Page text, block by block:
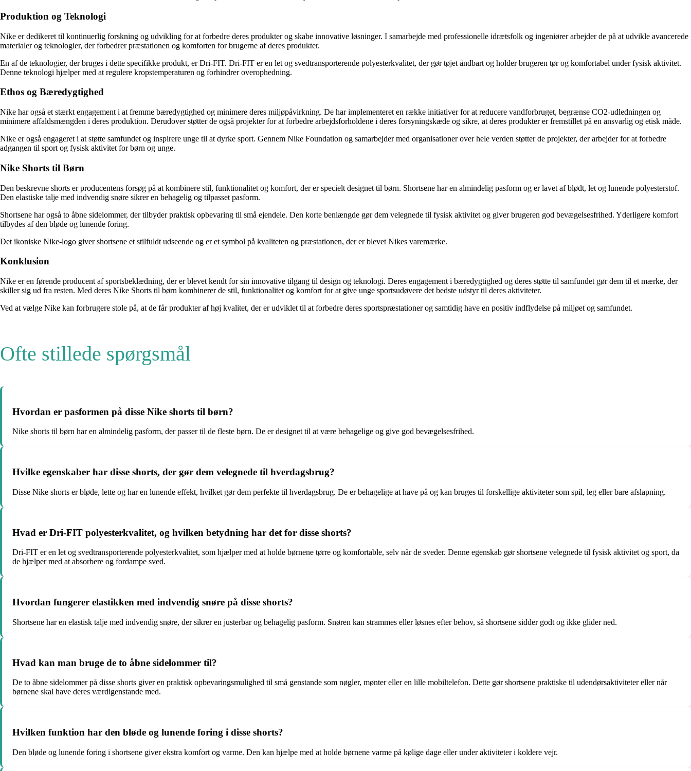
Produktion og Teknologi
Nike er dedikeret til kontinuerlig forskning og udvikling for at forbedre deres produkter og skabe innovative løsninger. I samarbejde med professionelle idrætsfolk og ingeniører arbejder de på at udvikle avancerede
materialer og teknologier, der forbedrer præstationen og komforten for brugerne af deres produkter.
En af de teknologier, der bruges i dette specifikke produkt, er Dri-FIT. Dri-FIT er en let og svedtransporterende polyesterkvalitet, der gør tøjet åndbart og holder brugeren tør og komfortabel under fysisk aktivitet.
Denne teknologi hjælper med at regulere kropstemperaturen og forhindrer overophedning.
Ethos og Bæredygtighed
Nike har også et stærkt engagement i at fremme bæredygtighed og minimere deres miljøpåvirkning. De har implementeret en række initiativer for at reducere vandforbruget, begrænse CO2-udledningen og
minimere affaldsmængden i deres produktion. Derudover støtter de også projekter for at forbedre arbejdsforholdene i deres forsyningskæde og sikre, at deres produkter er fremstillet på en ansvarlig og etisk måde.
Nike er også engageret i at støtte samfundet og inspirere unge til at dyrke sport. Gennem Nike Foundation og samarbejder med organisationer over hele verden støtter de projekter, der arbejder for at forbedre
adgangen til sport og fysisk aktivitet for børn og unge.
Nike Shorts til Børn
Den beskrevne shorts er producentens forsøg på at kombinere stil, funktionalitet og komfort, der er specielt designet til børn. Shortsene har en almindelig pasform og er lavet af blødt, let og lunende polyesterstof.
Den elastiske talje med indvendig snøre sikrer en behagelig og tilpasset pasform.
Shortsene har også to åbne sidelommer, der tilbyder praktisk opbevaring til små ejendele. Den korte benlængde gør dem velegnede til fysisk aktivitet og giver brugeren god bevægelsesfrihed. Yderligere komfort
tilbydes af den bløde og lunende foring.
Det ikoniske Nike-logo giver shortsene et stilfuldt udseende og er et symbol på kvaliteten og præstationen, der er blevet Nikes varemærke.
Konklusion
Nike er en førende producent af sportsbeklædning, der er blevet kendt for sin innovative tilgang til design og teknologi. Deres engagement i bæredygtighed og deres støtte til samfundet gør dem til et mærke, der
skiller sig ud fra resten. Med deres Nike Shorts til børn kombinerer de stil, funktionalitet og komfort for at give unge sportsudøvere det bedste udstyr til deres aktiviteter.
Ved at vælge Nike kan forbrugere stole på, at de får produkter af høj kvalitet, der er udviklet til at forbedre deres sportspræstationer og samtidig have en positiv indflydelse på miljøet og samfundet.
Ofte stillede spørgsmål
Hvordan er pasformen på disse Nike shorts til børn?
Nike shorts til børn har en almindelig pasform, der passer til de fleste børn. De er designet til at være behagelige og give god bevægelsesfrihed.
Hvilke egenskaber har disse shorts, der gør dem velegnede til hverdagsbrug?
Disse Nike shorts er bløde, lette og har en lunende effekt, hvilket gør dem perfekte til hverdagsbrug. De er behagelige at have på og kan bruges til forskellige aktiviteter som spil, leg eller bare afslapning.
Hvad er Dri-FIT polyesterkvalitet, og hvilken betydning har det for disse shorts?
Dri-FIT er en let og svedtransporterende polyesterkvalitet, som hjælper med at holde børnene tørre og komfortable, selv når de sveder. Denne egenskab gør shortsene velegnede til fysisk aktivitet og sport, da
de hjælper med at absorbere og fordampe sved.
Hvordan fungerer elastikken med indvendig snøre på disse shorts?
Shortsene har en elastisk talje med indvendig snøre, der sikrer en justerbar og behagelig pasform. Snøren kan strammes eller løsnes efter behov, så shortsene sidder godt og ikke glider ned.
Hvad kan man bruge de to åbne sidelommer til?
De to åbne sidelommer på disse shorts giver en praktisk opbevaringsmulighed til små genstande som nøgler, mønter eller en lille mobiltelefon. Dette gør shortsene praktiske til udendørsaktiviteter eller når
børnene skal have deres værdigenstande med.
Hvilken funktion har den bløde og lunende foring i disse shorts?
Den bløde og lunende foring i shortsene giver ekstra komfort og varme. Den kan hjælpe med at holde børnene varme på kølige dage eller under aktiviteter i koldere vejr.